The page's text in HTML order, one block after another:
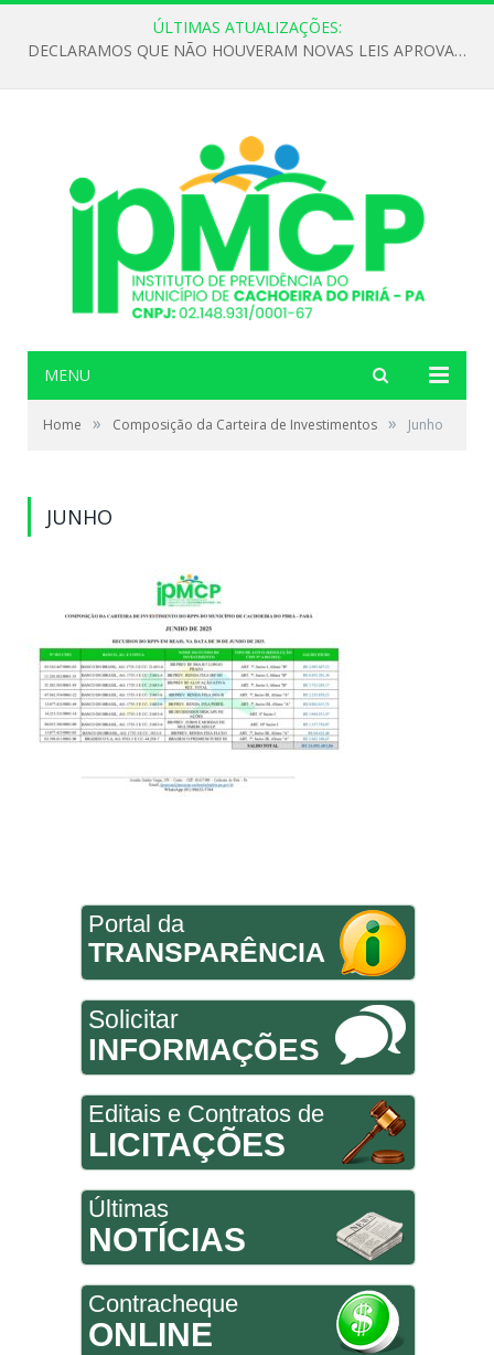
ÚLTIMAS ATUALIZAÇÕES:
DECLARAMOS QUE NÃO HOUVERAM NOVAS LEIS APROVADAS ATÉ O MOMENTO PARA O INSTITUTO DE PREVIDÊNCIA NO ANO DE 2026
MENU
Home » Composição da Carteira de Investimentos » Junho
JUNHO
Portal da
TRANSPARÊNCIA
Solicitar
INFORMAÇÕES
Editais e Contratos de
LICITAÇÕES
Últimas
NOTÍCIAS
Contracheque
ONLINE